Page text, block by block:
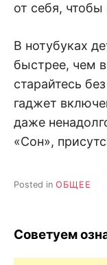
от себя,
В нотубуках
быстрее, чем
старайтесь
гаджет
даже
«Сон»,
Posted in ОБЩЕЕ
Советуем